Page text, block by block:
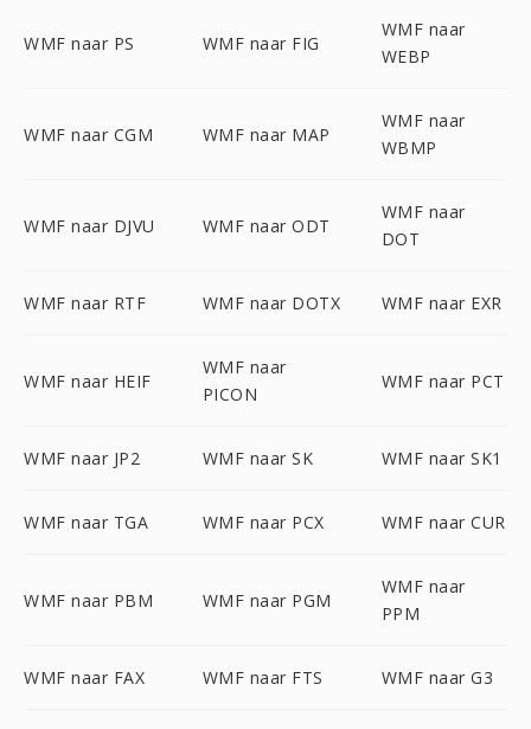
WMF naar PS WMF naar FIG
WMF naar
WEBP
WMF naar CGM WMF naar MAP
WMF naar
WBMP
WMF naar DJVU WMF naar ODT
WMF naar
DOT
WMF naar RTF WMF naar DOTX WMF naar EXR
WMF naar HEIF
WMF naar
PICON
WMF naar PCT
WMF naar JP2 WMF naar SK WMF naar SK1
WMF naar TGA WMF naar PCX WMF naar CUR
WMF naar PBM WMF naar PGM
WMF naar
PPM
WMF naar FAX WMF naar FTS WMF naar G3